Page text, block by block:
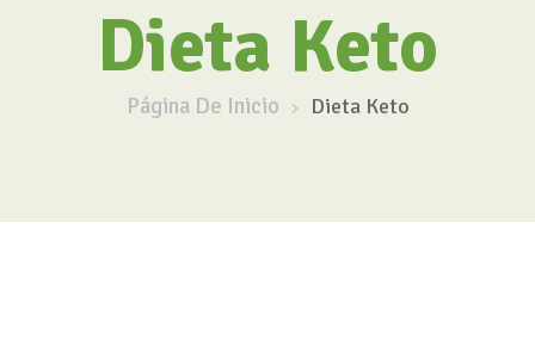
Dieta Keto
Página De Inicio Dieta Keto